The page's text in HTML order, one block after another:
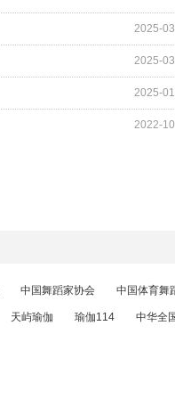
2025-
2025-
2025-
2022-
中国舞蹈家协会 中国体育舞
天屿瑜伽 瑜伽114 中华全